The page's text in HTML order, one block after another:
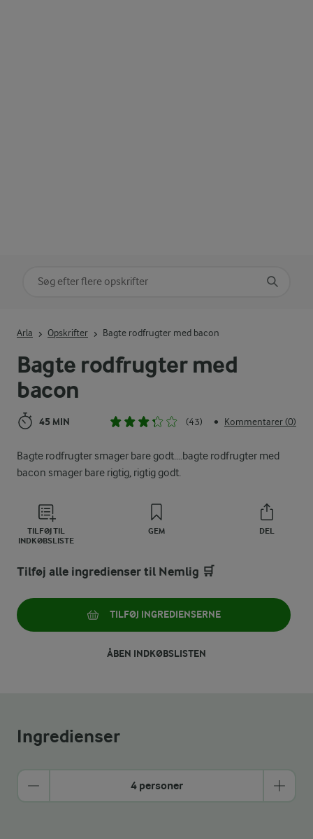
Bagte rodfrugter med
bacon
45 MIN (43) • Kommentarer (0)
Bagte rodfrugter smager bare godt....bagte rodfrugter med
bacon smager bare rigtig, rigtig godt.
TILFØJ TIL
INDKØBSLISTE
GEM DEL
Arla Opskrifter Bagte rodfrugter med bacon
Tilføj alle ingredienser til Nemlig 🛒
TILFØJ INGREDIENSERNE
ÅBEN INDKØBSLISTEN
Ingredienser
4 personer
Søg på kategori